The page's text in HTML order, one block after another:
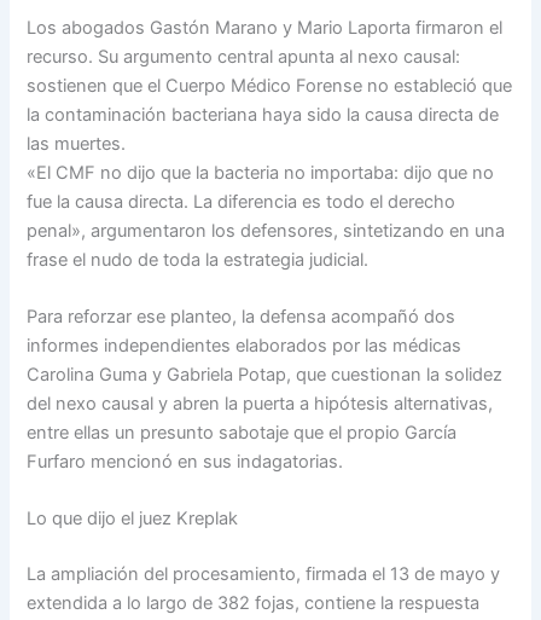
Los abogados Gastón Marano y Mario Laporta firmaron el
recurso. Su argumento central apunta al nexo causal:
sostienen que el Cuerpo Médico Forense no estableció que
la contaminación bacteriana haya sido la causa directa de
las muertes.
«El CMF no dijo que la bacteria no importaba: dijo que no
fue la causa directa. La diferencia es todo el derecho
penal», argumentaron los defensores, sintetizando en una
frase el nudo de toda la estrategia judicial.
Para reforzar ese planteo, la defensa acompañó dos
informes independientes elaborados por las médicas
Carolina Guma y Gabriela Potap, que cuestionan la solidez
del nexo causal y abren la puerta a hipótesis alternativas,
entre ellas un presunto sabotaje que el propio García
Furfaro mencionó en sus indagatorias.
Lo que dijo el juez Kreplak
La ampliación del procesamiento, firmada el 13 de mayo y
extendida a lo largo de 382 fojas, contiene la respuesta